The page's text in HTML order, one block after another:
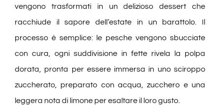
Amazon
Ebay
vengono trasformati in un delizioso dessert che
racchiude il sapore dell’estate in un barattolo. Il
processo è semplice: le pesche vengono sbucciate
con cura, ogni suddivisione in fette rivela la polpa
dorata, pronta per essere immersa in uno sciroppo
zuccherato, preparato con acqua, zucchero e una
leggera nota di limone per esaltare il loro gusto.